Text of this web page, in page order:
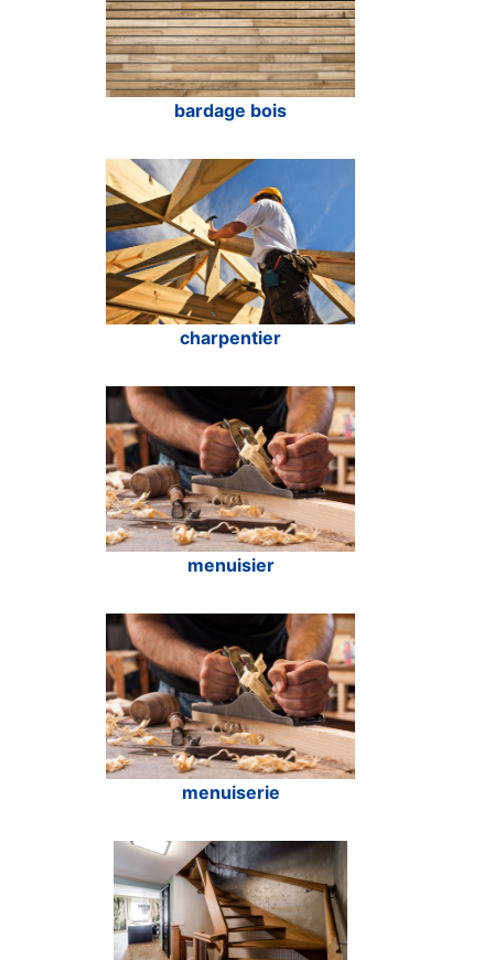
bardage bois
charpentier
menuisier
menuiserie